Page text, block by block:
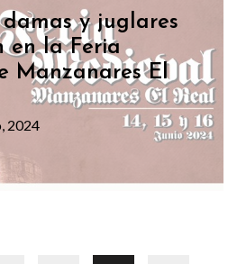
y juglares
en la Feria
Manzanares El
2024